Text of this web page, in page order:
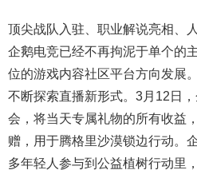
顶尖战队入驻、职业解说亮相、
企鹅电竞已经不再拘泥于单个的
位的游戏内容社区平台方向发展
不断探索直播新形式。3月12日
会，将当天专属礼物的所有收益
赠，用于腾格里沙漠锁边行动。
多年轻人参与到公益植树行动里